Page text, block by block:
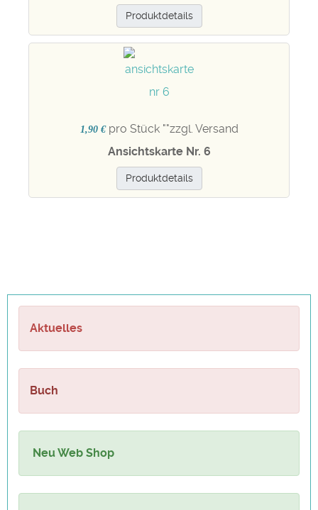
Produktdetails
1,90 € pro Stück ""zzgl. Versand
Ansichtskarte Nr. 6
Produktdetails
Aktuelles
Buch
Neu Web Shop